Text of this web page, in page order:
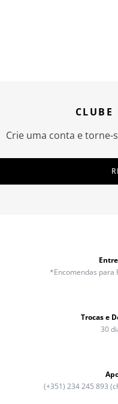
CLUBE
Crie uma conta e
*Encomendas para
Trocas e
30
(+351) 234 245 893